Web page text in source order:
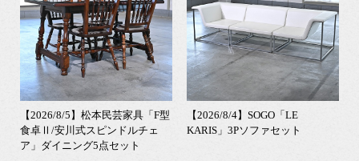
【2026/8/5】松本民芸家具「F型
食卓Ⅱ/安川式スピンドルチェ
ア」ダイニング5点セット
【2026/8/4】SOGO「LE
KARIS」3Pソファセット